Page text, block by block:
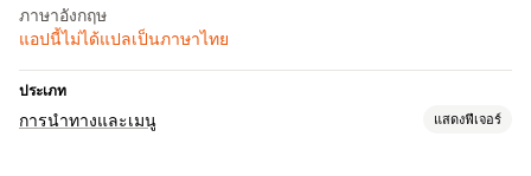
ภาษาอังกฤษ
แอปนี้ไม่ได้แปลเป็นภาษาไทย
ประเภท
การนำทางและเมนู แสดงฟีเจอร์